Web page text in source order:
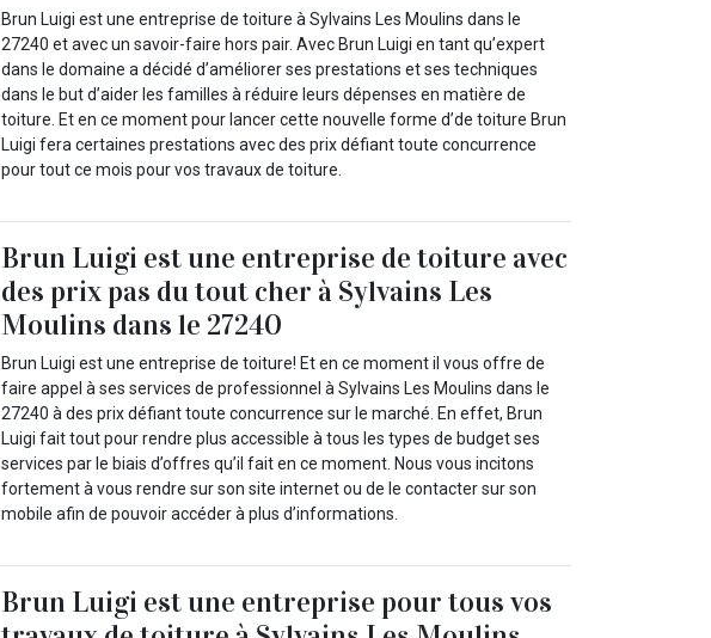
Brun Luigi est une entreprise de toiture à Sylvains Les Moulins dans le
27240 et avec un savoir-faire hors pair. Avec Brun Luigi en tant qu’expert
dans le domaine a décidé d’améliorer ses prestations et ses techniques
dans le but d’aider les familles à réduire leurs dépenses en matière de
toiture. Et en ce moment pour lancer cette nouvelle forme d’de toiture Brun
Luigi fera certaines prestations avec des prix défiant toute concurrence
pour tout ce mois pour vos travaux de toiture.
Brun Luigi est une entreprise de toiture avec
des prix pas du tout cher à Sylvains Les
Moulins dans le 27240
Brun Luigi est une entreprise de toiture! Et en ce moment il vous offre de
faire appel à ses services de professionnel à Sylvains Les Moulins dans le
27240 à des prix défiant toute concurrence sur le marché. En effet, Brun
Luigi fait tout pour rendre plus accessible à tous les types de budget ses
services par le biais d’offres qu’il fait en ce moment. Nous vous incitons
fortement à vous rendre sur son site internet ou de le contacter sur son
mobile afin de pouvoir accéder à plus d’informations.
Brun Luigi est une entreprise pour tous vos